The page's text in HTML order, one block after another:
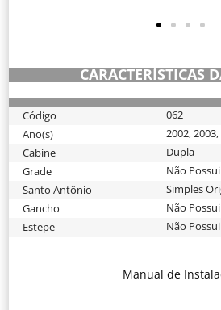
CARACTERÍSTICAS
Código
062
Ano(s)
2002,2003,
Cabine
Dupla
Grade
Não Possui
Santo Antônio
Simples
Gancho
Não Possui
Estepe
Não Possui
Manual de